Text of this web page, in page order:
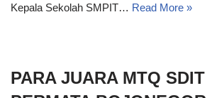
Kepala Sekolah SMPIT… Read More »
PARA JUARA MTQ